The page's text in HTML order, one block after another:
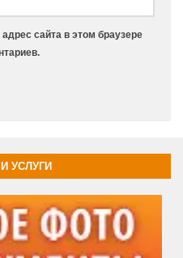
сайта в этом браузере
УСЛУГИ